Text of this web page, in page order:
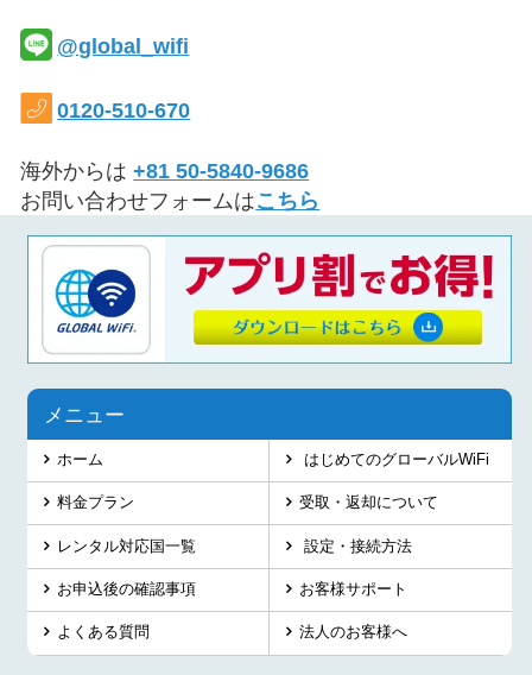
@global_wifi
0120-510-670
海外からは+81 50-5840-9686
お問い合わせフォームはこちら
メニュー
ホーム
料金プラン
レンタル対応国一覧
お申込後の確認事項
よくある質問
はじめてのグローバルWiFi
受取・返却について
設定・接続方法
お客様サポート
法人のお客様へ